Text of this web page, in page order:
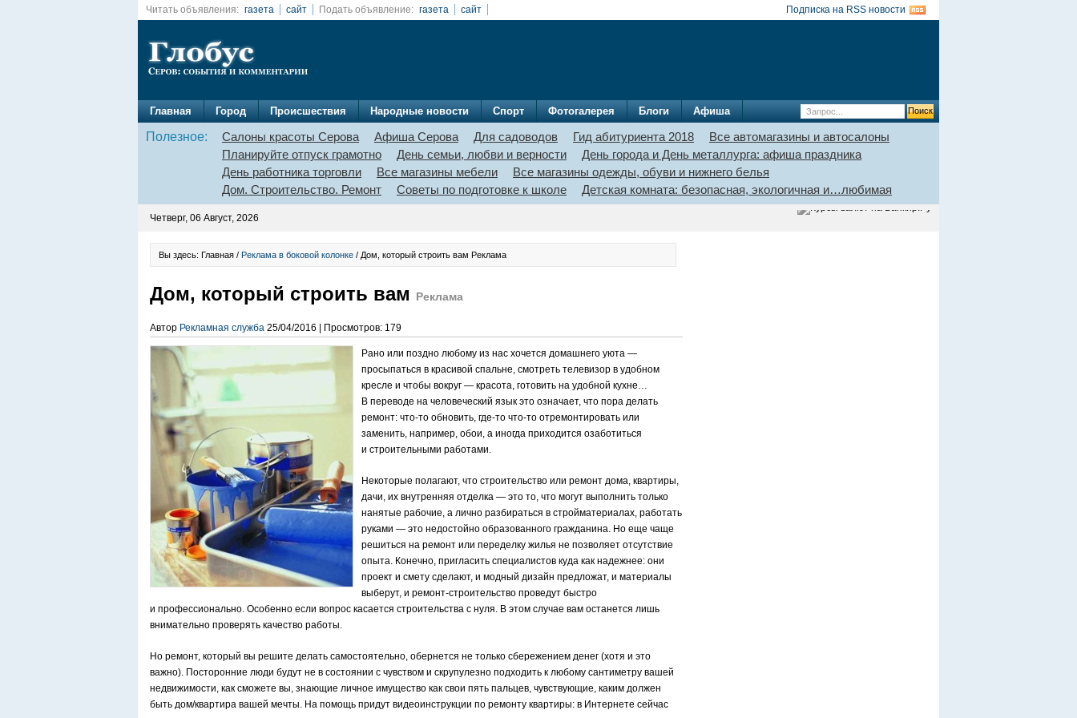
Читать объявления: газета сайт Подать объявление: газета сайт Подписка на RSS новости
Главная Город Происшествия Народные новости Спорт Фотогалерея Блоги Афиша
Полезное: Салоны красоты Серова Афиша Серова Для садоводов Гид абитуриента 2018
Все автомагазины и автосалоны
Планируйте отпуск грамотно
День семьи, любви и верности
День города и День металлурга: афиша праздника
День работника торговли
Все магазины мебели
Все магазины одежды, обуви и нижнего белья
Дом. Строительство. Ремонт
Советы по подготовке к школе Детская комната: безопасная, экологичная и…любимая
Четверг, 06 Август, 2026
Вы здесь: Главная / Реклама в боковой колонке / Дом, который строить вам Реклама
Дом, который строить вам Реклама
Автор Рекламная служба 25/04/2016 | Просмотров: 179
Рано или поздно любому из нас хочется домашнего уюта —
просыпаться в красивой спальне, смотреть телевизор в удобном
кресле и чтобы вокруг — красота, готовить на удобной кухне…
В переводе на человеческий язык это означает, что пора делать
ремонт: что-то обновить, где-то что-то отремонтировать или
заменить, например, обои, а иногда приходится озаботиться
и строительными работами.
Некоторые полагают, что строительство или ремонт дома, квартиры,
дачи, их внутренняя отделка — это то, что могут выполнить только
нанятые рабочие, а лично разбираться в стройматериалах, работать
руками — это недостойно образованного гражданина. Но еще чаще
решиться на ремонт или переделку жилья не позволяет отсутствие
опыта. Конечно, пригласить специалистов куда как надежнее: они
проект и смету сделают, и модный дизайн предложат, и материалы
выберут, и ремонт-строительство проведут быстро
и профессионально. Особенно если вопрос касается строительства с нуля. В этом случае вам останется лишь
внимательно проверять качество работы.
Но ремонт, который вы решите делать самостоятельно, обернется не только сбережением денег (хотя и это
важно). Посторонние люди будут не в состоянии с чувством и скрупулезно подходить к любому сантиметру вашей
недвижимости, как сможете вы, знающие личное имущество как свои пять пальцев, чувствующие, каким должен
быть дом/квартира вашей мечты. На помощь придут видеоинструкции по ремонту квартиры: в Интернете сейчас